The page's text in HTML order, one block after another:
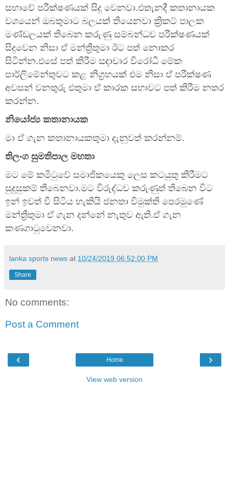
සභාවේ පරීක්ෂණයක් සිදු වෙනවා.එතැනදී කතානායක
වශයෙන් ඔබතුමාට බලයක් තියෙනවා ක්‍රිකට් පාලක
මණ්ඩලයක් තිබෙන කරුණු සම්බන්ධව පරීක්ෂණයක්
සිදුවෙන නිසා ඒ මන්ත්‍රීතුමා ඊට පත් නොකර
සිටින්න.එසේ පත් කිරීම සදාචාර විරෝධී ‍මේක
පාර්ලිමේන්තුවට කළ නිග්‍රහයක් එම නිසා ඒ පරීක්ෂණ
අවසන් වනතුරු එතුමා ඒ කාරක සභාවට පත් කිරීම නතර
කරන්න.
නියෝජ්‍ය කතානායක
මා ඒ ගැන කතානායකතුමා දැනුවත් කරන්නම්.
තිලංග සුමතිපාල මහතා
මට මේ කමිටුවේ සමාජිකයෙකු ලෙස කටයුතු කිරීමට
සුදුසුකම් තිබෙනවා.මට විරුද්ධව කරුණුත් තිබෙන විට
ඉන් ඉවත් වී සිටිය හැකියි ජනතා විමුක්ති පෙරමුණේ
මන්ත්‍රීතුමා ඒ ගැන දන්නේ නැතුව ඇති.ඒ ගැන
කණගාටුවෙනවා.
lanka sports news at 10/24/2019 06:52:00 PM
Share
No comments:
Post a Comment
‹ ›
Home
View web version